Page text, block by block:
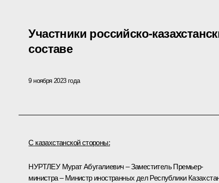
Участники российско-
составе
9 ноября 2023 года
С казахстанской стороны:
НУРТЛЕУ Мурат Абугалиевич – Заместитель Премьер-
министра – Министр иностранных дел Республики